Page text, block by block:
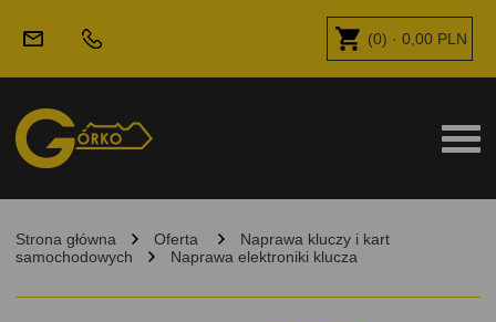
(0) · 0,00 PLN
Strona główna Oferta
Naprawa kluczy i kart
samochodowych
Naprawa elektroniki klucza